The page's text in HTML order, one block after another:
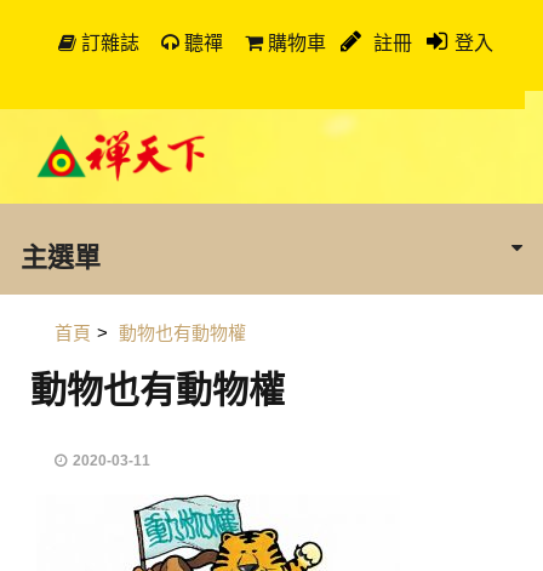
訂雜誌 聽禪 購物車 註冊 登入
主選單
首頁 > 動物也有動物權
動物也有動物權
2020-03-11